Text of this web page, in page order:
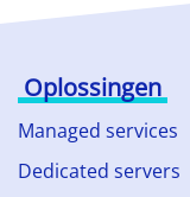
Oplossingen
Managed services
Dedicated servers